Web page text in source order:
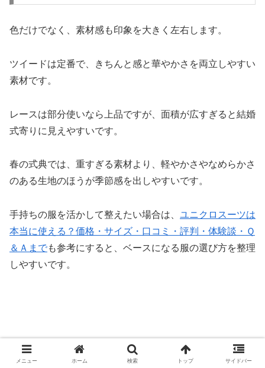
色だけでなく、素材感も印象を大きく左右します。
ツイードは定番で、きちんと感と華やかさを両立しやすい
素材です。
レースは部分使いなら上品ですが、面積が広すぎると結婚
式寄りに見えやすいです。
春の式典では、重すぎる素材より、軽やかさやなめらかさ
のある生地のほうが季節感を出しやすいです。
手持ちの服を活かして整えたい場合は、 ユニクロスーツは
本当に使える？価格・サイズ・口コミ・評判・体験談・Ｑ
＆Ａまでも参考にすると、ベースになる服の選び方を整理
しやすいです。
メニュー ホーム 検索 トップ サイドバー